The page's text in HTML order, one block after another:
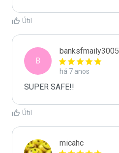
Útil
B
banksfmaily3005
há 7 anos
SUPER SAFE!!
Útil
micahc